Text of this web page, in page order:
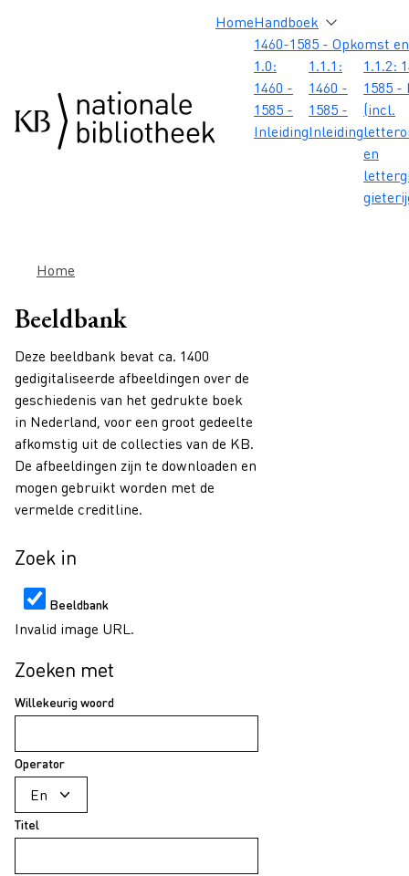
Hoofdnavigatie
HomeHandboek
1460-1585 - Opkomst
1.0:
1460 -
1585 -
Inleiding
1.1.1:
1460 -
1585 -
Inleiding
1.1.2:
1585
(incl.
en
Kruimelpad
Home
Beeldbank
Deze beeldbank bevat ca. 1400
gedigitaliseerde afbeeldingen over de
geschiedenis van het gedrukte boek
in Nederland, voor een groot gedeelte
afkomstig uit de collecties van de KB.
De afbeeldingen zijn te downloaden en
mogen gebruikt worden met de
vermelde creditline.
Zoek in
Beeldbank
Invalid image URL.
Zoeken met
Willekeurig woord
Operator
Titel